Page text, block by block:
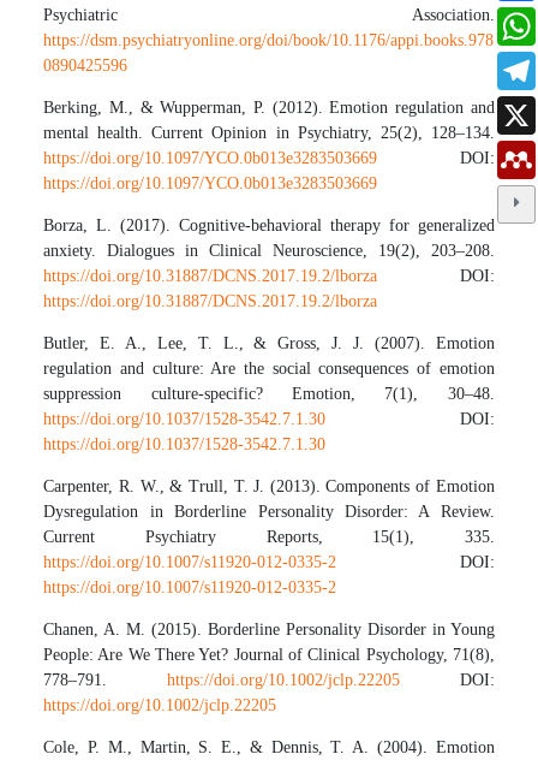
Psychiatric Association.
https://dsm.psychiatryonline.org/doi/book/10.1176/appi.books.978
0890425596
Berking, M., & Wupperman, P. (2012). Emotion regulation and
mental health. Current Opinion in Psychiatry, 25(2), 128–134.
https://doi.org/10.1097/YCO.0b013e3283503669 DOI:
https://doi.org/10.1097/YCO.0b013e3283503669
Borza, L. (2017). Cognitive-behavioral therapy for generalized
anxiety. Dialogues in Clinical Neuroscience, 19(2), 203–208.
https://doi.org/10.31887/DCNS.2017.19.2/lborza DOI:
https://doi.org/10.31887/DCNS.2017.19.2/lborza
Butler, E. A., Lee, T. L., & Gross, J. J. (2007). Emotion
regulation and culture: Are the social consequences of emotion
suppression culture-specific? Emotion, 7(1), 30–48.
https://doi.org/10.1037/1528-3542.7.1.30 DOI:
https://doi.org/10.1037/1528-3542.7.1.30
Carpenter, R. W., & Trull, T. J. (2013). Components of Emotion
Dysregulation in Borderline Personality Disorder: A Review.
Current Psychiatry Reports, 15(1), 335.
https://doi.org/10.1007/s11920-012-0335-2 DOI:
https://doi.org/10.1007/s11920-012-0335-2
Chanen, A. M. (2015). Borderline Personality Disorder in Young
People: Are We There Yet? Journal of Clinical Psychology, 71(8),
778–791. https://doi.org/10.1002/jclp.22205 DOI:
https://doi.org/10.1002/jclp.22205
Cole, P. M., Martin, S. E., & Dennis, T. A. (2004). Emotion